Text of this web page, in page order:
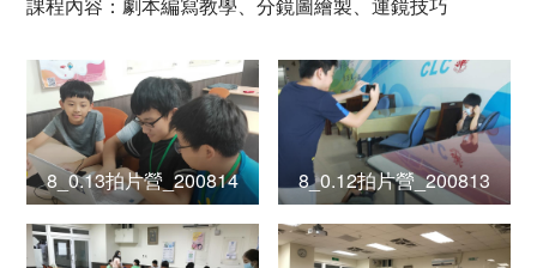
課程內容：劇本編寫教學、分鏡圖繪製、運鏡技巧
8_0.13拍片營_200814 8_0.12拍片營_200813